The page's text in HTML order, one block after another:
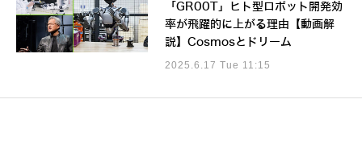
「GR00T」ヒト型ロボット開発効
率が飛躍的に上がる理由【動画解
説】Cosmosとドリーム
2025.6.17 Tue 11:15